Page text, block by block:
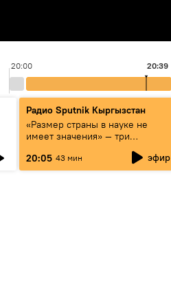
20:00 20:39
Радио Sputnik Кыргызстан
«Размер страны в науке не
имеет значения» — три
эксперта о сотрудничестве
России и Кыргызстана в
образовании и исследованиях
20:05 43 мин эфир